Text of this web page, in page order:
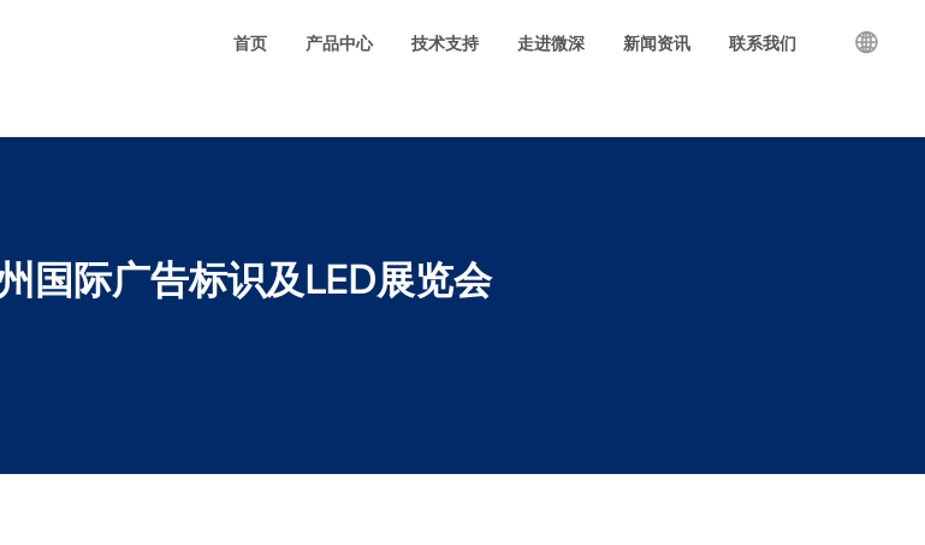
on device) in /www/wwwroot/cdgri.com/wp-includes/wp-db.phpon line 2162
首页 产品中心 技术支持 走进微深 新闻资讯 联系我们 
国际广告标识及LED展览会